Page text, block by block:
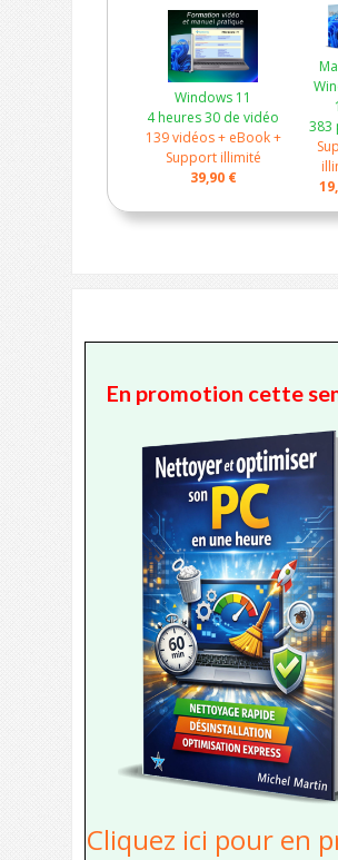
Windows 11
4 heures 30 de vidéo
139 vidéos + eBook +
Support illimité
39,90 €
383
En promotion cette
Cliquez ici pour en